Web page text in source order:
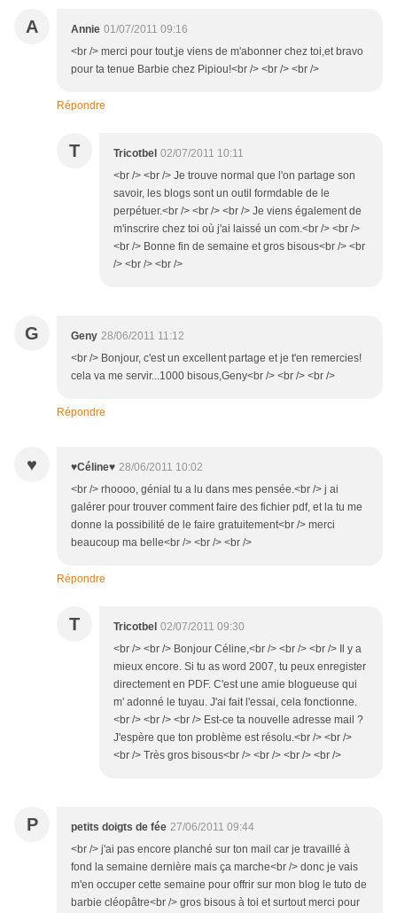
A Annie 01/07/2011 09:16
<br /> merci pour tout,je viens de m'abonner chez toi,et bravo
pour ta tenue Barbie chez Pipiou!<br /> <br /> <br />
Répondre
T Tricotbel 02/07/2011 10:11
<br /> <br /> Je trouve normal que l'on partage son
savoir, les blogs sont un outil formdable de le
perpétuer.<br /> <br /> <br /> Je viens également de
m'inscrire chez toi où j'ai laissé un com.<br /> <br />
<br /> Bonne fin de semaine et gros bisous<br /> <br
/> <br /> <br />
G Geny 28/06/2011 11:12
<br /> Bonjour, c'est un excellent partage et je t'en remercies!
cela va me servir...1000 bisous,Geny<br /> <br /> <br />
Répondre
♥ ♥Céline♥ 28/06/2011 10:02
<br /> rhoooo, génial tu a lu dans mes pensée.<br /> j ai
galérer pour trouver comment faire des fichier pdf, et la tu me
donne la possibilité de le faire gratuitement<br /> merci
beaucoup ma belle<br /> <br /> <br />
Répondre
T Tricotbel 02/07/2011 09:30
<br /> <br /> Bonjour Céline,<br /> <br /> <br /> Il y a
mieux encore. Si tu as word 2007, tu peux enregister
directement en PDF. C'est une amie blogueuse qui
m' adonné le tuyau. J'ai fait l'essai, cela fonctionne.
<br /> <br /> <br /> Est-ce ta nouvelle adresse mail ?
J'espère que ton problème est résolu.<br /> <br />
<br /> Très gros bisous<br /> <br /> <br /> <br />
P petits doigts de fée 27/06/2011 09:44
<br /> j'ai pas encore planché sur ton mail car je travaillé à
fond la semaine dernière mais ça marche<br /> donc je vais
m'en occuper cette semaine pour offrir sur mon blog le tuto de
barbie cléopâtre<br /> gros bisous à toi et surtout merci pour